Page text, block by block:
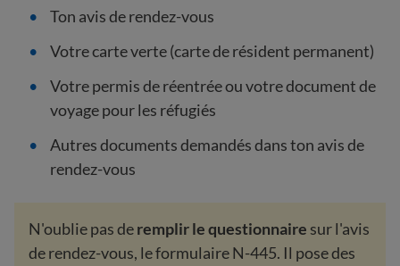
Ton avis de rendez-vous
Votre carte verte (carte de résident permanent)
Votre permis de réentrée ou votre document de
voyage pour les réfugiés
Autres documents demandés dans ton avis de
rendez-vous
N'oublie pas deremplir le questionnaire sur l'avis
de rendez-vous, le formulaire N-445. Il pose des